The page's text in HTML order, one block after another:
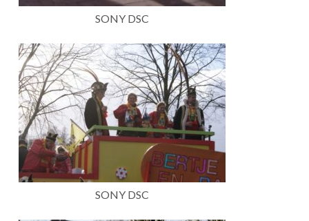
SONY DSC
SONY DSC